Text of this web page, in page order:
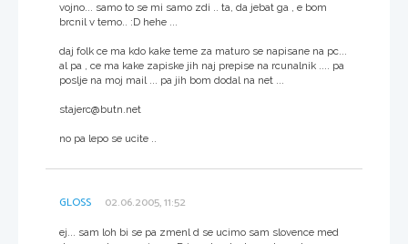
vojno... samo to se mi samo zdi .. ta, da jebat ga , e bom
brcnil v temo.. :D hehe ...
daj folk ce ma kdo kake teme za maturo se napisane na pc...
al pa , ce ma kake zapiske jih naj prepise na rcunalnik .... pa
poslje na moj mail ... pa jih bom dodal na net ...
stajerc@butn.net
no pa lepo se ucite ..
GLOSS 02.06.2005, 11:52
ej... sam loh bi se pa zmenl d se ucimo sam slovence med